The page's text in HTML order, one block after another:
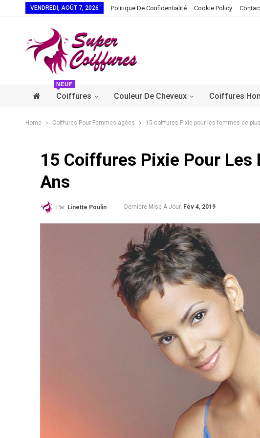
VENDREDI, AOÛT 7, 2026 Politique De Confidentialité Cookie Policy
Coiffures
NEUF
Couleur De Cheveux Coiffures
Home Coiffures Pour Femmes âgées 15 coiffures Pixie pour les femmes de
15 Coiffures Pixie Pour Les
Ans
Par Linette Poulin Dernière Mise À Jour Fév 4, 2019
66 Pixie Cuts Pour Cheveux Épais /
Minces